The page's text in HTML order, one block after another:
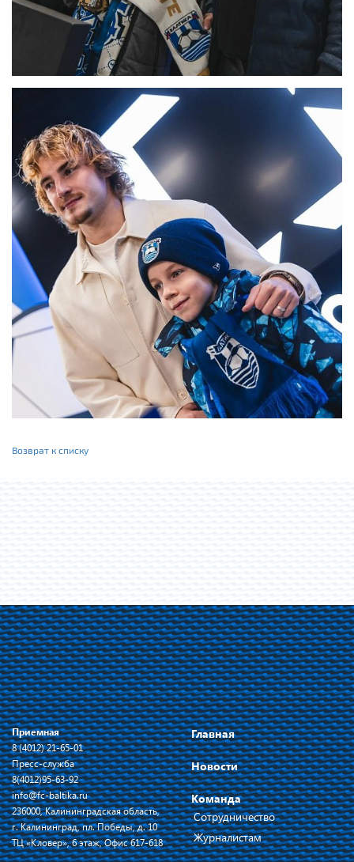
Возврат к списку
Приемная
8 (4012) 21-65-01
Пресс-служба
8(4012)95-63-92
info@fc-baltika.ru
236000, Калининградская область,
г. Калининград, пл. Победы, д. 10
ТЦ «Кловер», 6 этаж, Офис 617-618
Главная
Новости
Команда
Сотрудничество
Журналистам